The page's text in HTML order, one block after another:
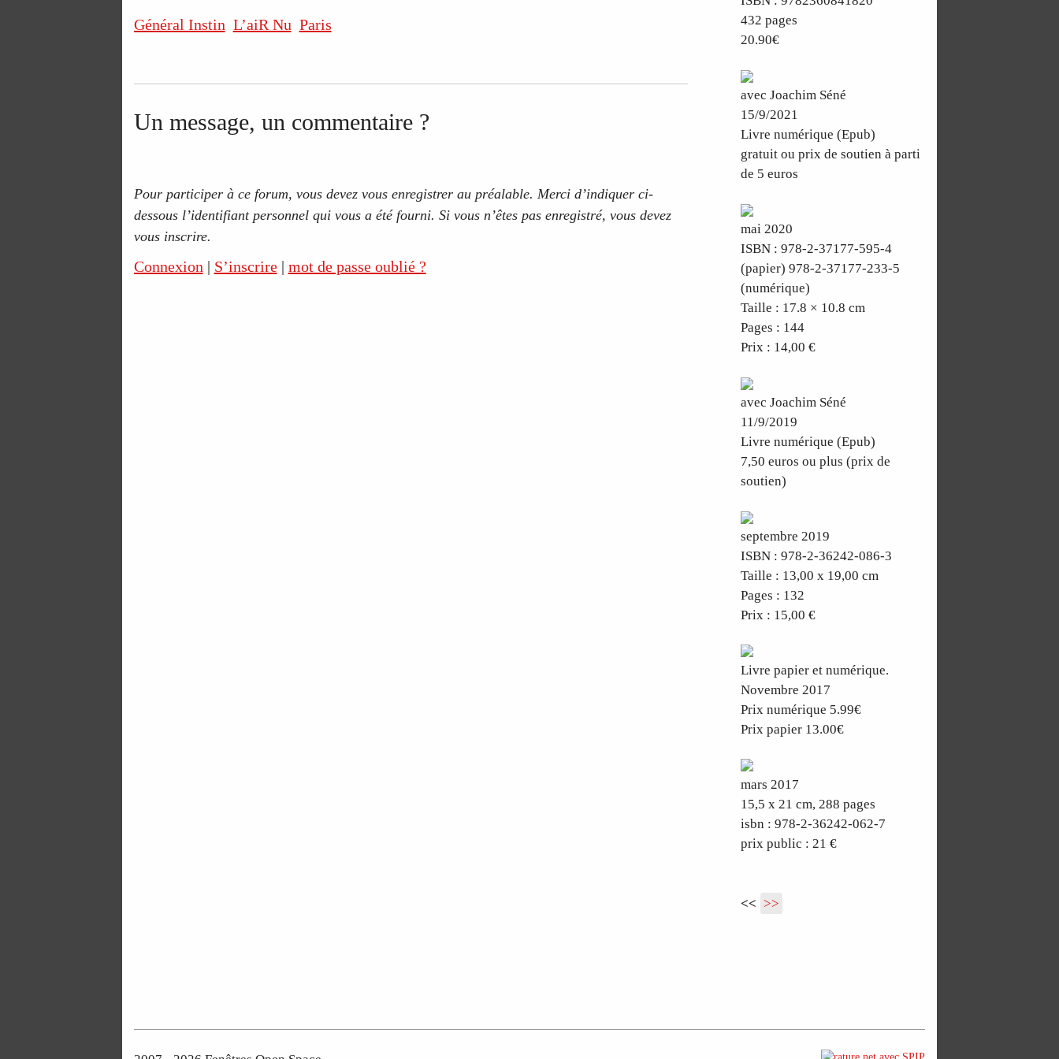
Général Instin L’aiR Nu Paris
Un message, un commentaire ?
Pour participer à ce forum, vous devez vous enregistrer au préalable. Merci d’indiquer ci-
dessous l’identifiant personnel qui vous a été fourni. Si vous n’êtes pas enregistré, vous devez
vous inscrire.
Connexion | S’inscrire| mot de passe oublié ?
432 pages
20.90€
avec Joachim Séné
15/9/2021
Livre numérique (Epub)
gratuit ou prix de soutien à parti
de 5 euros
mai 2020
ISBN : 978-2-37177-595-4
(papier) 978-2-37177-233-5
(numérique)
Taille : 17.8 × 10.8 cm
Pages : 144
Prix : 14,00 €
avec Joachim Séné
11/9/2019
Livre numérique (Epub)
7,50 euros ou plus (prix de
soutien)
septembre 2019
ISBN : 978-2-36242-086-3
Taille : 13,00 x 19,00 cm
Pages : 132
Prix : 15,00 €
Livre papier et numérique.
Novembre 2017
Prix numérique 5.99€
Prix papier 13.00€
mars 2017
15,5 x 21 cm, 288 pages
isbn : 978-2-36242-062-7
prix public : 21 €
<< >>